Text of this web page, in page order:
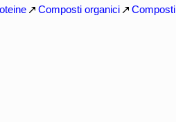
Composti organici